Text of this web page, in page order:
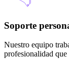
Soporte
Nuestro equipo
profesionalidad que